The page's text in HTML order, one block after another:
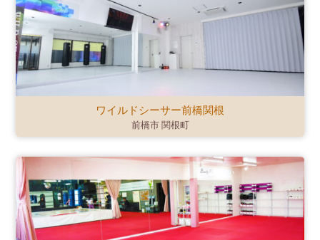
ワイルドシーサー前橋関根
前橋市 関根町